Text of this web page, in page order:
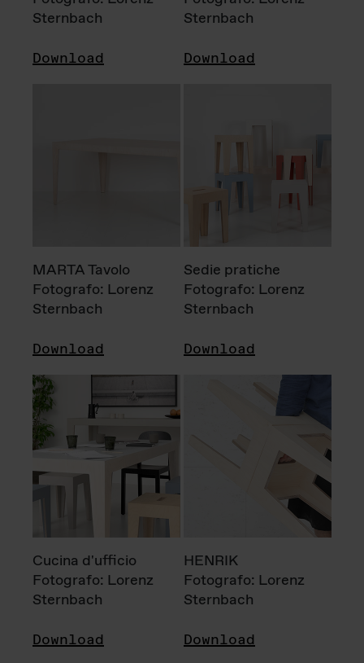
Sternbach
Download
Sternbach
Download
MARTA Tavolo
Fotografo: Lorenz
Sternbach
Download
Sedie pratiche
Fotografo: Lorenz
Sternbach
Download
Cucina d'ufficio
Fotografo: Lorenz
Sternbach
Download
HENRIK
Fotografo: Lorenz
Sternbach
Download